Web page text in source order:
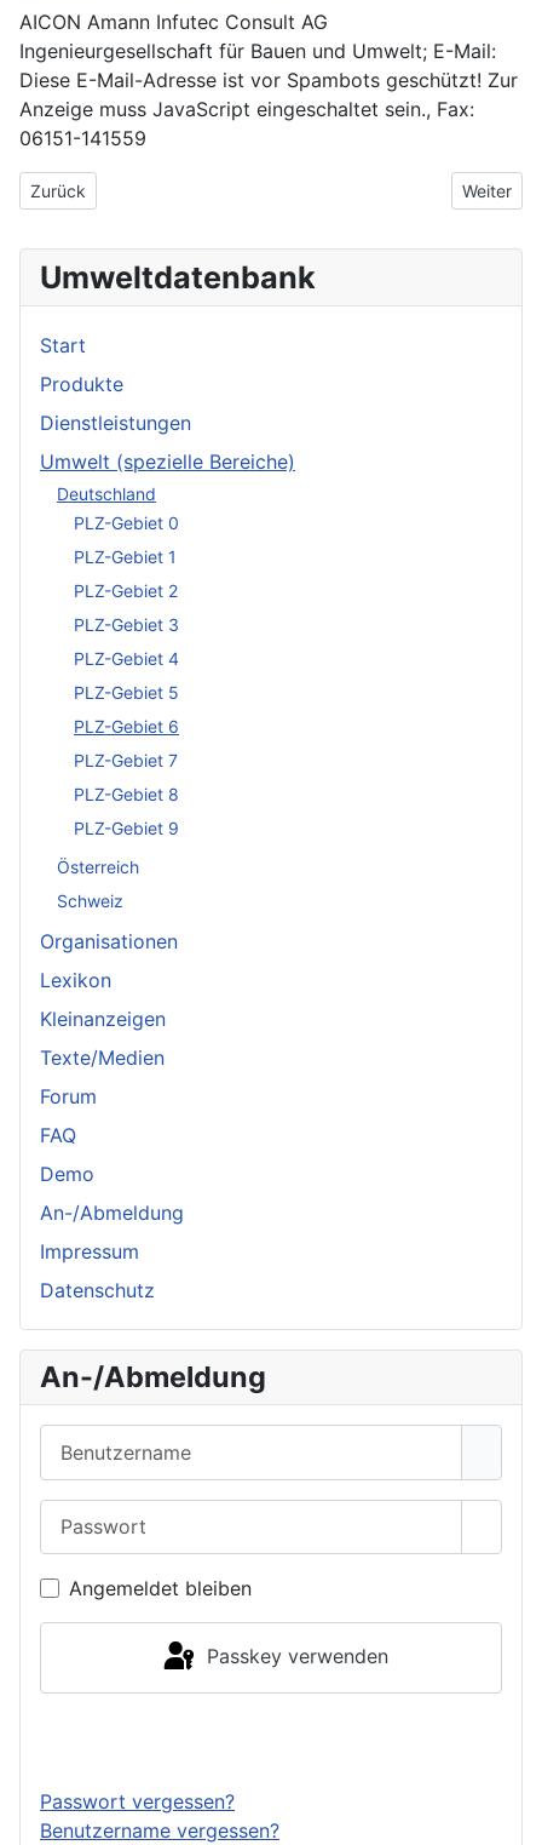
AICON Amann Infutec Consult AG
Ingenieurgesellschaft für Bauen und Umwelt; E-Mail:
Diese E-Mail-Adresse ist vor Spambots geschützt! Zur
Anzeige muss JavaScript eingeschaltet sein., Fax:
06151-141559
Vorheriger Beitrag: AG Landschafts- und Umweltplanung Scheidt
Zurück Nächster
Weiter
Umweltdatenbank
Start
Produkte
Dienstleistungen
Umwelt (spezielle Bereiche)
Deutschland
PLZ-Gebiet 0
PLZ-Gebiet 1
PLZ-Gebiet 2
PLZ-Gebiet 3
PLZ-Gebiet 4
PLZ-Gebiet 5
PLZ-Gebiet 6
PLZ-Gebiet 7
PLZ-Gebiet 8
PLZ-Gebiet 9
Österreich
Schweiz
Organisationen
Lexikon
Kleinanzeigen
Texte/Medien
Forum
FAQ
Demo
An-/Abmeldung
Impressum
Datenschutz
An-/Abmeldung
Angemeldet bleiben
Passkey verwenden
Passwort vergessen?
Benutzername vergessen?